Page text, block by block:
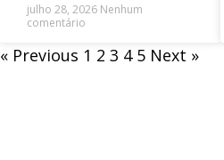
julho 28, 2026 Nenhum
comentário
« Previous 1 2 3 4 5 Next »